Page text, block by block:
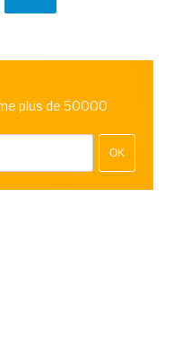
plus de 50000
OK